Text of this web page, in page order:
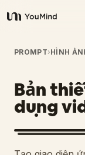
YouMind
Tổng quan
Các trường
Kỹ năng
PROMPT›HÌNH
Bản
dụng